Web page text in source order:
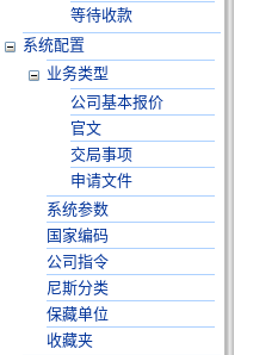
等待收款
系统配置
业务类型
公司基本报价
官文
交局事项
申请文件
系统参数
国家编码
公司指令
尼斯分类
保藏单位
收藏夹